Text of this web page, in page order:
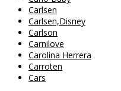
Carlsen
Carlsen,Disney
Carlson
Carnilove
Carolina Herrera
Carroten
Cars